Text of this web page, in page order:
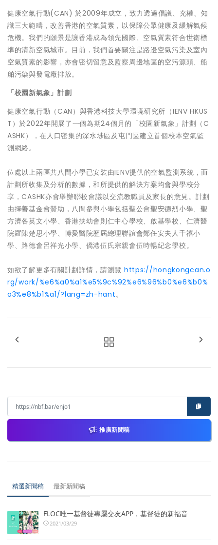
健康空氣行動(CAN) 於2009年成立，致力透過倡議、充權、知
識三大範疇，改善香港的空氣質素，以保障公眾健康及緩解氣候
危機。我們的願景是讓香港成為領先國際、空氣質素符合世衛標
準的清新空氣城市。目前，我們首要關注是路邊空氣污染及室內
空氣質素的影響，亦會密切留意及監察周邊地區的空污源頭、船
舶污染與發電廠排放。
「校園新氣象」計劃
健康空氣行動（CAN）與香港科技大學環境研究所（IENV HKUS
T）於2022年開展了一個為期24個月的「校園新氣象」計劃（C
ASHK），在人口密集的深水埗區及屯門區建立首個校本空氣監
測網絡。
位處以上兩區共八間小學已安裝由IENV提供的空氣監測系統，而
計劃所收集及分析的數據，和所提供的解決方案均會與學校分
享，CASHK亦會舉辦聯校會議以交流教職員及家長的意見。計劃
由擇善基金會贊助，八間參與小學包括聖公會聖安德烈小學、聖
方濟各英文小學、香港扶幼會則仁中心學校、啟基學校、仁濟醫
院羅陳楚思小學、博愛醫院歷屆總理聯誼會鄭任安夫人千禧小
學、路德會呂祥光小學、僑港伍氏宗親會伍時暢紀念學校。
如欲了解更多有關計劃詳情，請瀏覽 https://hongkongcan.o
rg/work/%e6%a0%a1%e5%9c%92%e6%96%b0%e6%b0%
a3%e8%b1%a1/?lang=zh-hant。
推廣新聞稿
精選新聞稿 最新新聞稿
FLOC唯一基督徒專屬交友APP，基督徒的新福音
2021/03/29